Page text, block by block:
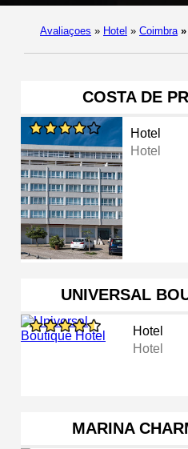
Avaliaçoes » Hotel » Coimbra »
COSTA DE
Hotel
Hotel
UNIVERSAL
Hotel
Hotel
MARINA